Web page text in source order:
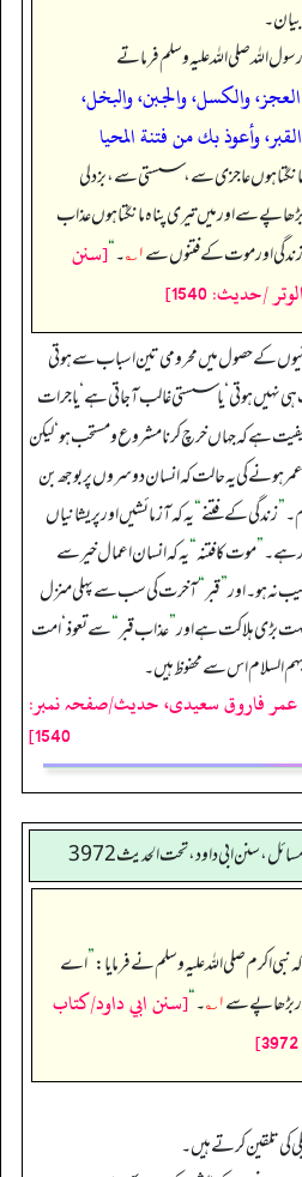
بیان۔
اللہ صلی اللہ علیہ وسلم فرماتے
والكسل، والجبن، والبخل،
وأعوذ بك من فتنة المحيا
ہوں عاجزی سے، سستی سے، بزدلی
سے اور میں تیری پناہ مانگتا ہوں عذاب
زندگی اور موت کے فتنوں سے۱؎ ۔‏‏‏‏“[سنن
/حدیث: 1540]
کے حصول میں محرومی تین اسباب سے ہوتی
ہوتی ‘یاسستی غالب آ جاتی ہے ‘ یا جرات
ہے کہ جہاں خرچ کرنا مشروع و مستحب ہو ‘ لیکن
ہونے کی یہ حالت کہ انسان دوسروں پر بوجھ بن
”زندگی کے فتنے“یہ کہ آزمائشیں اورپریشانیاں
رہے۔”موت کا فتنہ“یہ کہ انسان اعمال خیر سے
نہ ہو۔ اور”قبر“آخرت کی سب سے پہلی منزل
بہت بڑی ہلاکت ہے اور”عذاب قبر“سے تعوذ ‘امت
السلام اس سے محفوظ ہیں۔
عمر فاروق سعیدی، حدیث/صفحہ نمبر:
1540]
سنن ابي داود ، تحت الحديث 3972
اکرم صلی اللہ علیہ وسلم نے فرمایا:”اے
بڑھاپے سے۱؎ ۔‏‏‏‏“[سنن ابي داود/كتاب